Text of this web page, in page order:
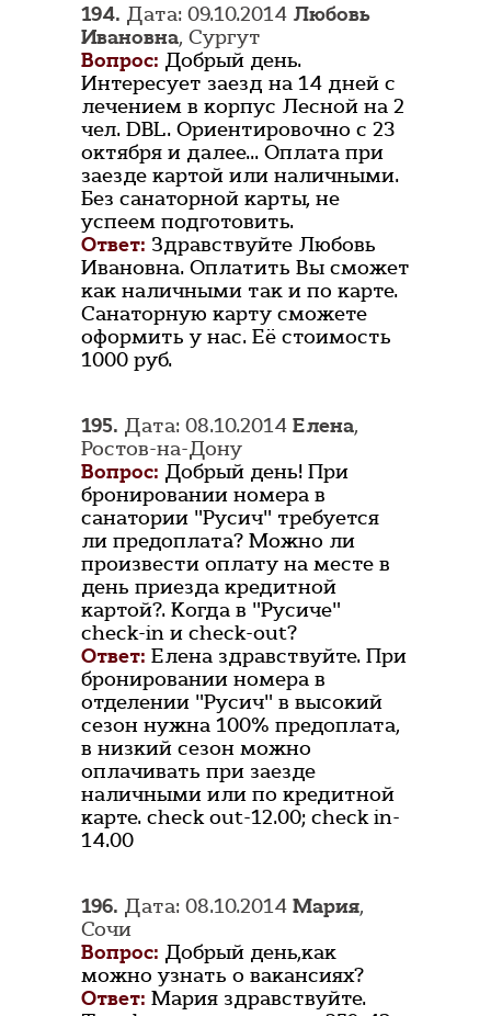
194. Дата: 09.10.2014 Любовь
Ивановна, Сургут
Вопрос: Добрый день.
Интересует заезд на 14 дней с
лечением в корпус Лесной на 2
чел. DBL. Ориентировочно с 23
октября и далее... Оплата при
заезде картой или наличными.
Без санаторной карты, не
успеем подготовить.
Ответ: Здравствуйте Любовь
Ивановна. Оплатить Вы сможет
как наличными так и по карте.
Санаторную карту сможете
оформить у нас. Её стоимость
1000 руб.
195. Дата: 08.10.2014 Елена,
Ростов-на-Дону
Вопрос: Добрый день! При
бронировании номера в
санатории "Русич" требуется
ли предоплата? Можно ли
произвести оплату на месте в
день приезда кредитной
картой?. Когда в "Русиче"
check-in и check-out?
Ответ: Елена здравствуйте. При
бронировании номера в
отделении "Русич" в высокий
сезон нужна 100% предоплата,
в низкий сезон можно
оплачивать при заезде
наличными или по кредитной
карте. check out-12.00; check in-
14.00
196. Дата: 08.10.2014 Мария,
Сочи
Вопрос: Добрый день,как
можно узнать о вакансиях?
Ответ: Мария здравствуйте.